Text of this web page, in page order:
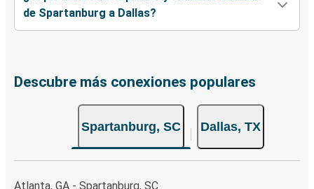
de Spartanburg a Dallas?
Descubre más conexiones populares
Spartanburg, SC Dallas, TX
Atlanta, GA - Spartanburg, SC